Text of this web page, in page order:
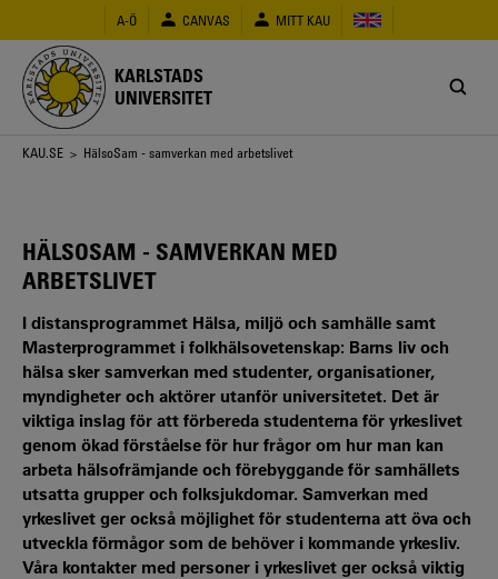
huvudinnehåll
A-Ö CANVAS MITT KAU
KARLSTADS
UNIVERSITET
Länkstig
KAU.SE > HälsoSam - samverkan med arbetslivet
HÄLSOSAM - SAMVERKAN MED
ARBETSLIVET
I distansprogrammet Hälsa, miljö och samhälle samt
Masterprogrammet i folkhälsovetenskap: Barns liv och
hälsa sker samverkan med studenter, organisationer,
myndigheter och aktörer utanför universitetet. Det är
viktiga inslag för att förbereda studenterna för yrkeslivet
genom ökad förståelse för hur frågor om hur man kan
arbeta hälsofrämjande och förebyggande för samhällets
utsatta grupper och folksjukdomar. Samverkan med
yrkeslivet ger också möjlighet för studenterna att öva och
utveckla förmågor som de behöver i kommande yrkesliv.
Våra kontakter med personer i yrkeslivet ger också viktig